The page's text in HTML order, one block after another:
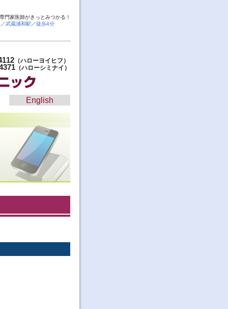
門家医師がきっとみつかる！
武蔵浦和駅／徒歩4分
（ハローヨイヒフ）
（ハローシミナイ）
English